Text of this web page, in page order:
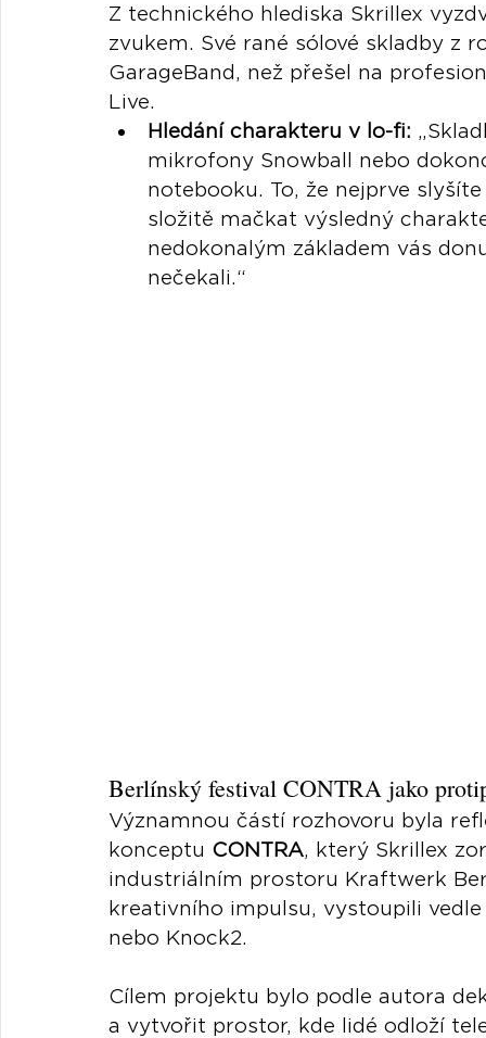
Z technického hlediska Skrillex
zvukem. Své rané sólové skladby
GarageBand, než přešel na
Live.
Hledání charakteru v lo-fi:
mikrofony Snowball nebo
notebooku. To, že nejprve
složitě mačkat výsledný
nedokonalým základem vás
nečekali.“
Berlínský festival CONTRA jako
Významnou částí rozhovoru byla
konceptu CONTRA, který Skrillex
industriálním prostoru Kraftwerk
kreativního impulsu, vystoupili
nebo Knock2.
Cílem projektu bylo podle autora
a vytvořit prostor, kde lidé odloží